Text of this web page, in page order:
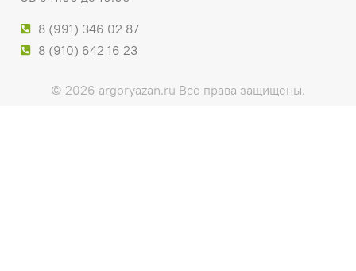
8 (991) 346 02 87
8 (910) 642 16 23
© 2026 argoryazan.ru Все права защищены.